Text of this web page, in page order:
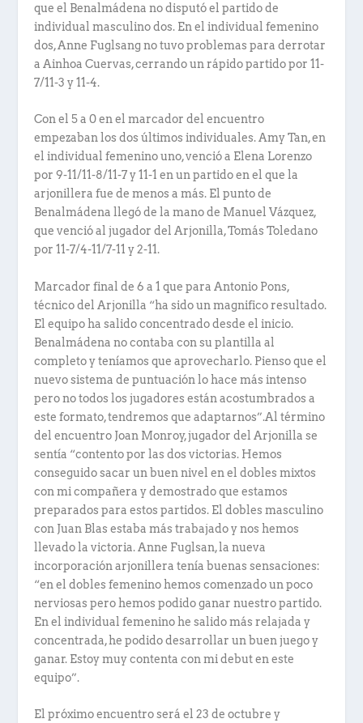
que el Benalmádena no disputó el partido de
individual masculino dos. En el individual femenino
dos, Anne Fuglsang no tuvo problemas para derrotar
a Ainhoa Cuervas, cerrando un rápido partido por 11-
7/11-3 y 11-4.
Con el 5 a 0 en el marcador del encuentro
empezaban los dos últimos individuales. Amy Tan, en
el individual femenino uno, venció a Elena Lorenzo
por 9-11/11-8/11-7 y 11-1 en un partido en el que la
arjonillera fue de menos a más. El punto de
Benalmádena llegó de la mano de Manuel Vázquez,
que venció al jugador del Arjonilla, Tomás Toledano
por 11-7/4-11/7-11 y 2-11.
Marcador final de 6 a 1 que para Antonio Pons,
técnico del Arjonilla “ha sido un magnifico resultado.
El equipo ha salido concentrado desde el inicio.
Benalmádena no contaba con su plantilla al
completo y teníamos que aprovecharlo. Pienso que el
nuevo sistema de puntuación lo hace más intenso
pero no todos los jugadores están acostumbrados a
este formato, tendremos que adaptarnos”.Al término
del encuentro Joan Monroy, jugador del Arjonilla se
sentía “contento por las dos victorias. Hemos
conseguido sacar un buen nivel en el dobles mixtos
con mi compañera y demostrado que estamos
preparados para estos partidos. El dobles masculino
con Juan Blas estaba más trabajado y nos hemos
llevado la victoria. Anne Fuglsan, la nueva
incorporación arjonillera tenía buenas sensaciones:
“en el dobles femenino hemos comenzado un poco
nerviosas pero hemos podido ganar nuestro partido.
En el individual femenino he salido más relajada y
concentrada, he podido desarrollar un buen juego y
ganar. Estoy muy contenta con mi debut en este
equipo”.
El próximo encuentro será el 23 de octubre y